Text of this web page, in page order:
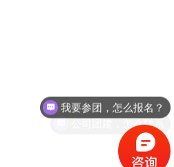
我要参团，怎么报名？
公司团建，怎么联系